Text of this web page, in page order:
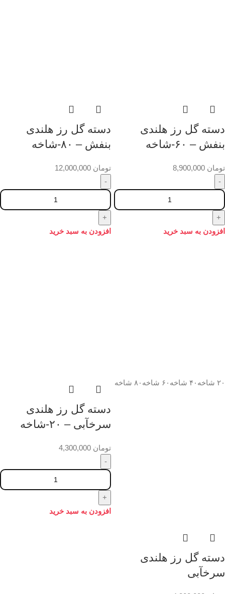
دسته گل رز هلندی
بنفش – ۶۰-شاخه
تومان
افزودن به سبد خرید
دسته گل رز هلندی
بنفش – ۸۰-شاخه
تومان
افزودن به سبد خرید
۲۰ شاخه ۴۰ شاخه ۶۰ شاخه ۸۰ شاخه
دسته گل رز هلندی
سرخآبی
دسته گل رز هلندی
سرخآبی – ۲۰-شاخه
تومان
افزودن به سبد خرید